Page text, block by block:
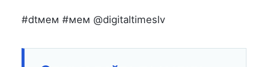
#dtмем #мем @digitaltimeslv